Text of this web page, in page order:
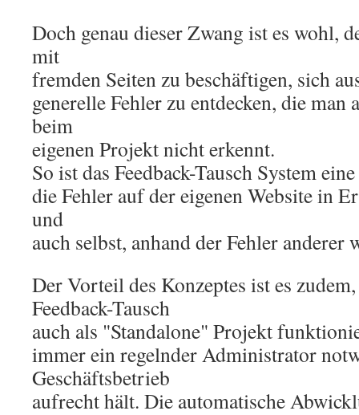
Doch genau dieser Zwang ist es wohl,
mit
fremden Seiten zu beschäftigen, sich
generelle Fehler zu entdecken, die
beim
eigenen Projekt nicht erkennt.
So ist das Feedback-Tausch System
die Fehler auf der eigenen Website in
und
auch selbst, anhand der Fehler anderer
Der Vorteil des Konzeptes ist es
Feedback-Tausch
auch als "Standalone" Projekt
immer ein regelnder Administrator
Geschäftsbetrieb
aufrecht hält. Die automatische